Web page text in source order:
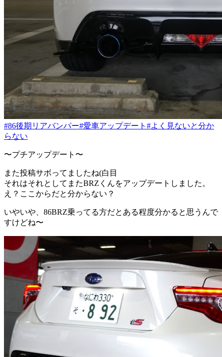
#86後期リアバンパー#愛車アップデート #よく見ないと分か
らない
〜プチアップデート〜
また投稿サボってましたね(白目
それはそれとしてまたBRZくんをアップデートしました。
え？ここからだと分からない？
いやいや、86BRZ乗ってる方だとある程度分かると思うんで
すけどね〜